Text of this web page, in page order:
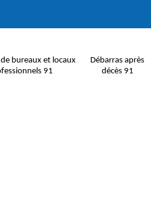
bureaux et locaux
91
Débarras après
décès 91